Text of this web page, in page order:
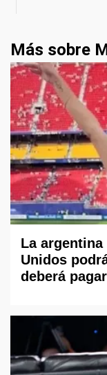
Más sobre
La
Unidos
deberá